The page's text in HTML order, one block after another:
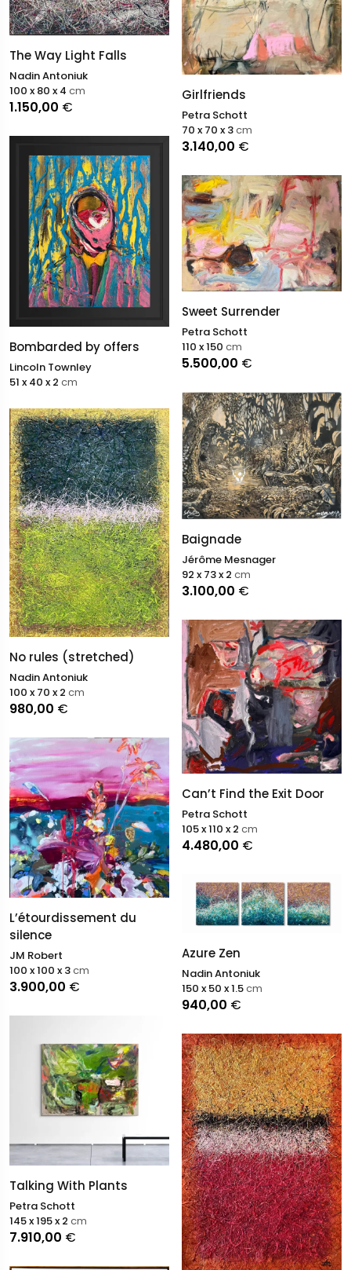
The Way Light Falls
Nadin Antoniuk
1.150,00 €
100 x 80 x 4 cm
Bombarded by offers
Lincoln Townley
51 x 40 x 2 cm
No rules (stretched)
Nadin Antoniuk
980,00 €
100 x 70 x 2 cm
L’étourdissement du
silence
JM Robert
3.900,00 €
100 x 100 x 3cm
Talking With Plants
Petra Schott
7.910,00 €
145 x 195 x 2 cm
Girlfriends
Petra Schott
3.140,00 €
70 x 70 x 3cm
Sweet Surrender
Petra Schott
5.500,00 €
110 x 150 cm
Baignade
Jérôme Mesnager
3.100,00 €
92 x 73 x 2 cm
Can’t Find the Exit Door
Petra Schott
4.480,00 €
105 x 110 x 2 cm
Azure Zen
Nadin Antoniuk
940,00 €
150 x 50 x 1.5cm